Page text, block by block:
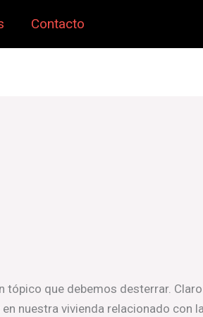
Contacto
tópico que debemos desterrar.
nuestra vivienda relacionado con